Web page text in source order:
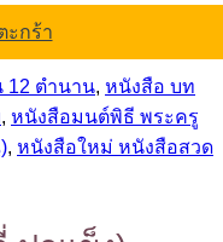
ะกร้า
12 ตำนาน, หนังสือ บท
, หนังสือมนต์พิธี พระครู
, หนังสือใหม่ หนังสือสวด